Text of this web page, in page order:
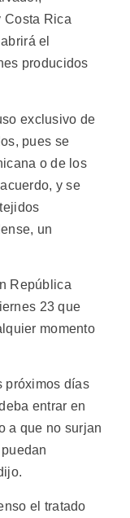
Costa Rica
el
producidos
exclusivo de
pues se
o de los
y se
un
República
23 que
momento
próximos días
entrar en
a que no surjan
el tratado